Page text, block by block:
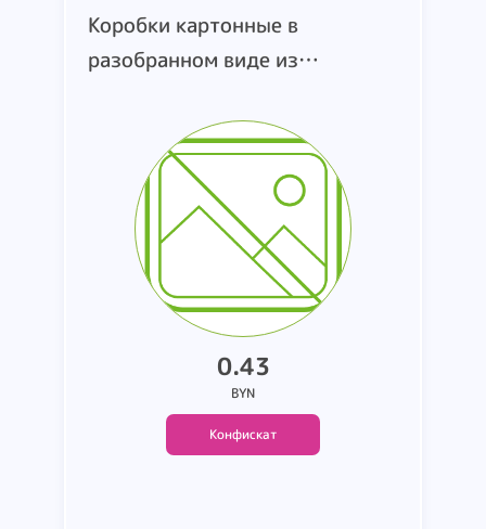
Коробки картонные в
разобранном виде из
изображение отсутствует.
страна производства и
производитель не
установлены. Вес 5 кг.
0.43
BYN
Конфискат